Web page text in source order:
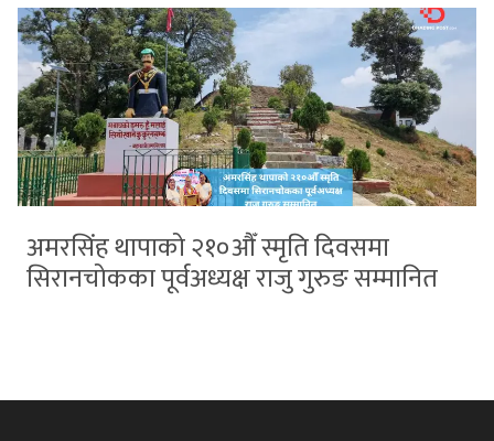
अमरसिंह थापाको २१०औँ स्मृति दिवसमा
सिरानचोकका पूर्वअध्यक्ष राजु गुरुङ सम्मानित